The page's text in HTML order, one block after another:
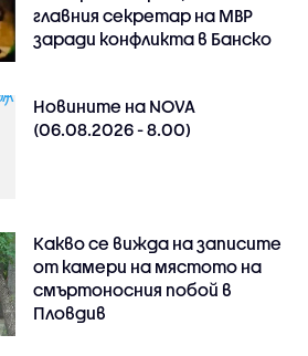
главния секретар на МВР
заради конфликта в Банско
Новините на NOVA
(06.08.2026 - 8.00)
Какво се вижда на записите
от камери на мястото на
смъртоносния побой в
Пловдив